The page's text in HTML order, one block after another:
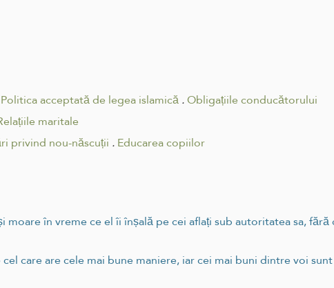
Politica acceptată de legea islamică.Obligațiile conducătorului
maritale
privind nou-născuții .Educarea copiilor
în vreme ce el îi înșală pe cei aflați sub autoritatea sa, fără
care are cele mai bune maniere, iar cei mai buni dintre voi